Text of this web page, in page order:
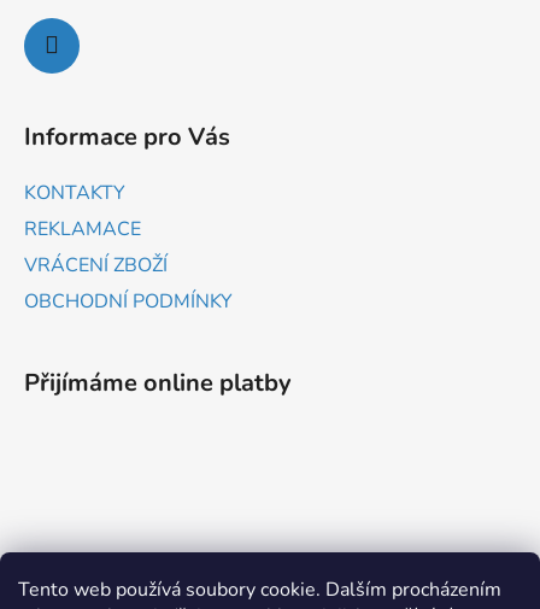
Tento web používá soubory cookie. Dalším procházením
Informace pro Vás
KONTAKTY
REKLAMACE
VRÁCENÍ ZBOŽÍ
OBCHODNÍ PODMÍNKY
Přijímáme online platby
ZBOŽÍ.CZ HEUREKA.CZ